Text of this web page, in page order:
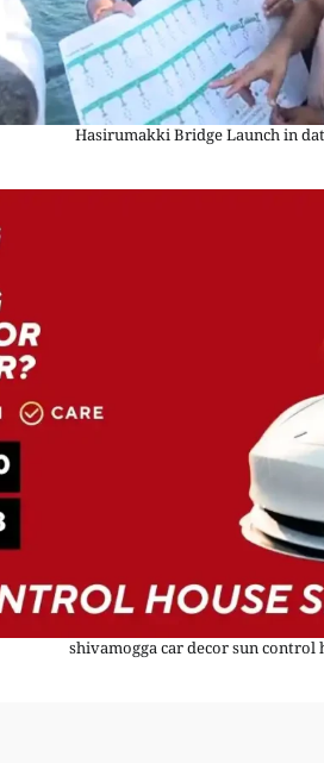
Hasirumakki Bridge Launch in
shivamogga car decor sun control